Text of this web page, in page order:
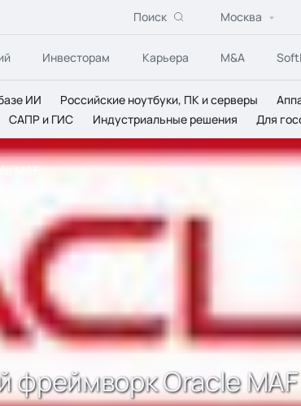
Поиск Москва
Инвесторам Карьера M&A
ИИ Российские ноутбуки, ПК и серверы
САПР и ГИС
Индустриальные решения Для
MAF
фреймворк Oracle MAF